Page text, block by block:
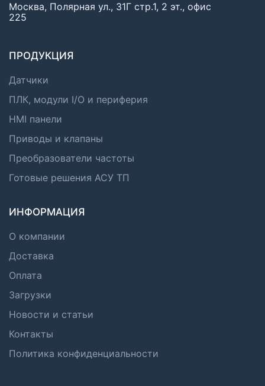
Москва, Полярная ул., 31Г стр.1, 2 эт., офис
225
ПРОДУКЦИЯ
Датчики
ПЛК, модули I/O и периферия
HMI панели
Приводы и клапаны
Преобразователи частоты
Готовые решения АСУ ТП
ИНФОРМАЦИЯ
О компании
Доставка
Оплата
Загрузки
Новости и статьи
Контакты
Политика конфиденциальности